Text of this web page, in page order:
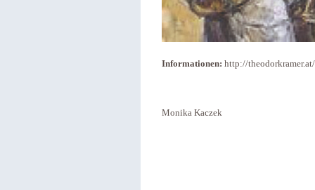
Informationen: http://
Monika Kaczek